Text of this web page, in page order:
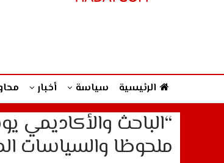
الرئيسية سياسة أخبار
“الباحث والأكاديمي
ملحوظا والسياسات